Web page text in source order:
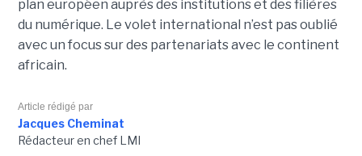
plan européen auprès des institutions et des filières
du numérique. Le volet international n’est pas oublié
avec un focus sur des partenariats avec le continent
africain.
Article rédigé par
Jacques Cheminat
Rédacteur en chef LMI